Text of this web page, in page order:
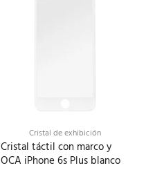
Cristal de exhibición
Cristal táctil con marco y
OCA iPhone 6s Plus blanco